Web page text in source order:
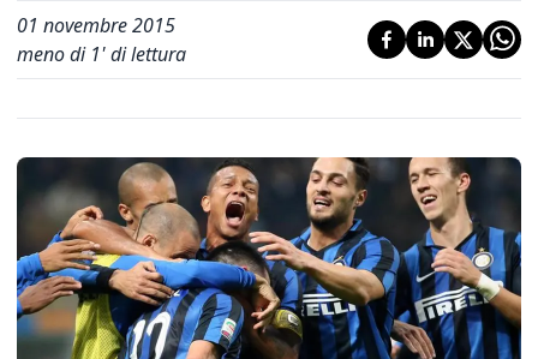
01 novembre 2015
meno di 1' di lettura